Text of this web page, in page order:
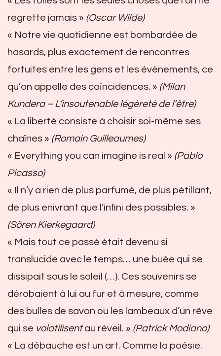
regrette jamais » (Oscar Wilde)
« Notre vie quotidienne est bombardée de
hasards, plus exactement de rencontres
fortuites entre les gens et les évènements, ce
qu’on appelle des coïncidences. » (Milan
Kundera – L’insoutenable légèreté de l’être)
« La liberté consiste à choisir soi-même ses
chaînes » (Romain Guilleaumes)
« Everything you can imagine is real » (Pablo
Picasso)
« Il n’y a rien de plus parfumé, de plus pétillant,
de plus enivrant que l’infini des possibles. »
(Sören Kierkegaard)
« Mais tout ce passé était devenu si
translucide avec le temps… une buée qui se
dissipait sous le soleil (…). Ces souvenirs se
dérobaient à lui au fur et à mesure, comme
des bulles de savon ou les lambeaux d’un rêve
qui se volatilisentau réveil. » (Patrick Modiano)
« La débauche est un art. Comme la poésie.